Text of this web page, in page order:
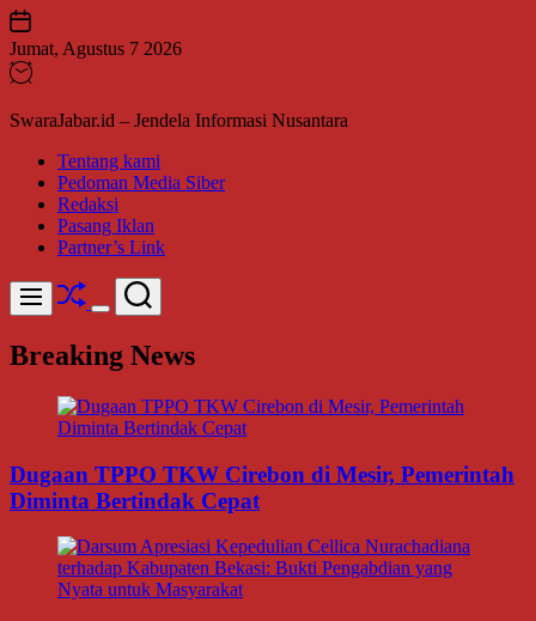
Skip
to
content
Jumat, Agustus 7 2026
SwaraJabar.id – Jendela Informasi Nusantara
Tentang kami
Pedoman Media Siber
Redaksi
Pasang Iklan
Partner’s Link
Menu Shuffle
Switch
mode
Search
Breaking News
Dugaan TPPO TKW Cirebon di Mesir, Pemerintah
Diminta Bertindak Cepat